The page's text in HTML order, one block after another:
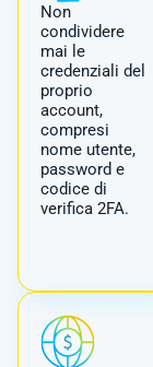
Non
condividere
mai le
credenziali del
proprio
account,
compresi
nome utente,
password e
codice di
verifica 2FA.